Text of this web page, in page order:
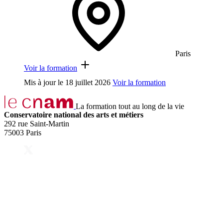
Paris
Voir la formation
Mis à jour le 18 juillet 2026 Voir la formation
La formation tout au long de la vie
Conservatoire national des arts et métiers
292 rue Saint-Martin
75003 Paris